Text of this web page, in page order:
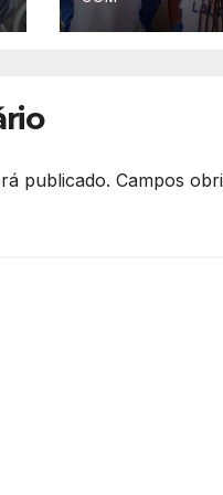
mais
publicado. Campos